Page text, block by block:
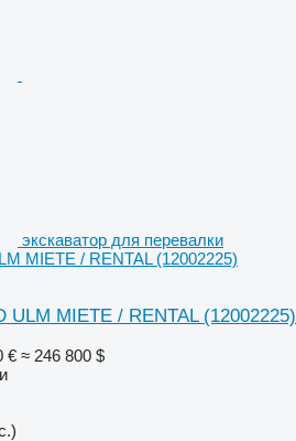
экскаватор для перевалки
MIETE / RENTAL (12002225)
ULM MIETE / RENTAL (12002225)
€ ≈ 246 800 $